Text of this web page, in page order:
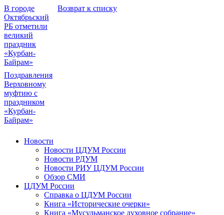
В городе
Октябрьский
РБ отметили
великий
праздник
«Курбан-
Байрам»
Поздравления
Верховному
муфтию с
праздником
«Курбан-
Байрам»
Возврат к списку
Новости
Новости ЦДУМ России
Новости РДУМ
Новости РИУ ЦДУМ России
Обзор СМИ
ЦДУМ России
Справка о ЦДУМ России
Книга «Исторические очерки»
Книга «Мусульманское духовное собрание»